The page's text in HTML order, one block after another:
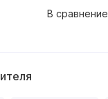
В сравнение